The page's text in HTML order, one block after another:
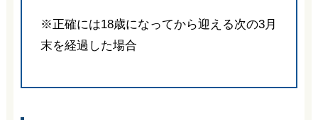
※正確には18歳になってから迎える次の3月
末を経過した場合